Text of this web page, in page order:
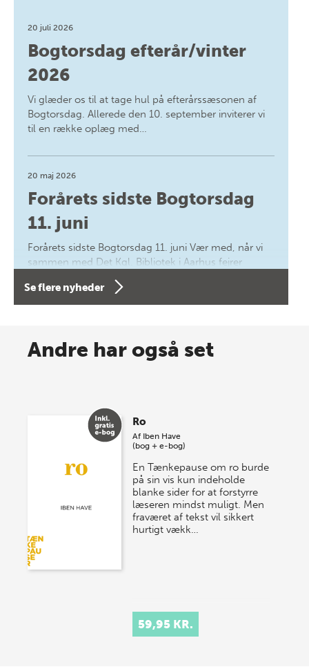
20 juli 2026
Bogtorsdag efterår/vinter
2026
Vi glæder os til at tage hul på efterårssæsonen af
Bogtorsdag. Allerede den 10. september inviterer vi
til en række oplæg med…
20 maj 2026
Forårets sidste Bogtorsdag
11. juni
Forårets sidste Bogtorsdag 11. juni Vær med, når vi
sammen med Det Kgl. Bibliotek i Aarhus fejrer
forfatterne bag vores nyes…
Spar op til 70% til sommer-
store sommer-lagersalg, så sæt kryds i kalenderen
onsdag den 10. j…
Se flere nyheder
Andre har også set
Ro
Af Iben Have
(bog + e-bog)
En Tænkepause om ro burde
på sin vis kun indeholde
blanke sider for at forstyrre
læseren mindst muligt. Men
fraværet af tekst vil sikkert
hurtigt vækk…
59,95 KR.